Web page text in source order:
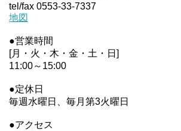
tel/fax 0553-33-7337
地図
●営業時間
[月・火・木・金・土・日]
11:00～15:00
●定休日
毎週水曜日、毎月第3火曜日
●アクセス